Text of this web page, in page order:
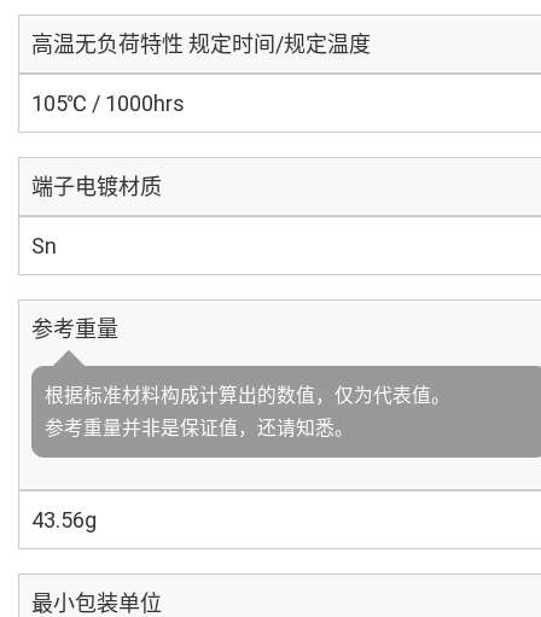
高温无负荷特性 规定时间/规定温度
105℃ / 1000hrs
端子电镀材质
Sn
参考重量
根据标准材料构成计算出的数值，仅为代表值。
参考重量并非是保证值，还请知悉。
43.56g
最小包装单位